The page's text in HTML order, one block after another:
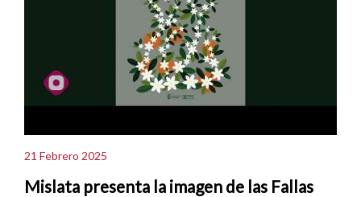
21 Febrero 2025
Mislata presenta la imagen de las Fallas